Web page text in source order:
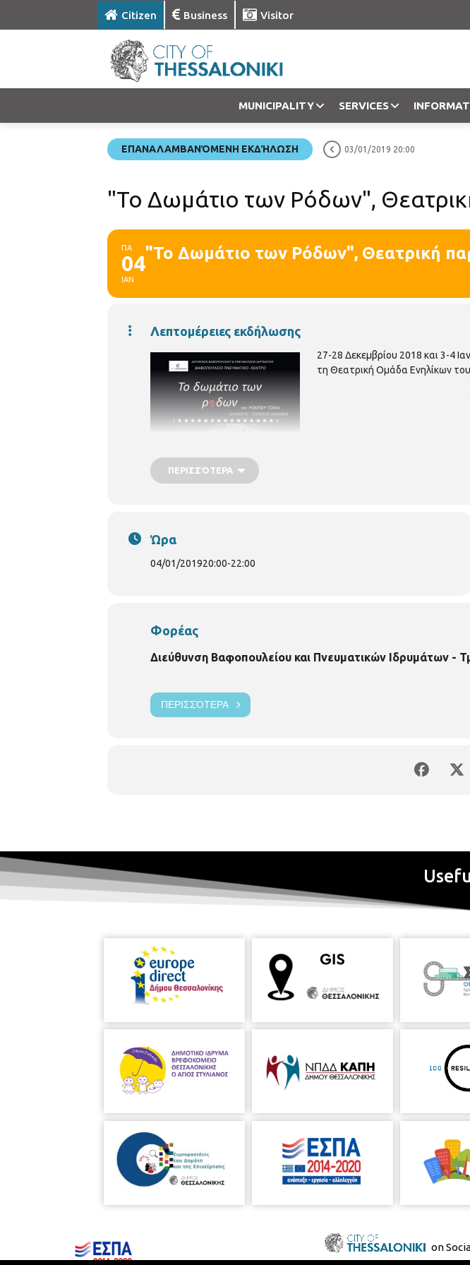
Citizen Business Visitor
MUNICIPALITY SERVICES
ΕΠΑΝΑΛΑΜΒΑΝΌΜΕΝΗ ΕΚΔΉΛΩΣΗ 03/01/2019 20:00
"Το Δωμάτιο των Ρόδων",
ΠΑ
04
ΙΑΝ
"Το Δωμάτιο των Ρόδων", Θεατρική
Λεπτομέρειες εκδήλωσης
27-28 Δεκεμβρίου 2018 και 3-4
τη Θεατρική Ομάδα Ενηλίκων
ΠΕΡΙΣΣΌΤΕΡΑ
Ώρα
04/01/201920:00-22:00
Φορέας
Διεύθυνση Βαφοπουλείου και Πνευματικών Ιδρυμάτων -
ΠΕΡΙΣΣΌΤΕΡΑ
on